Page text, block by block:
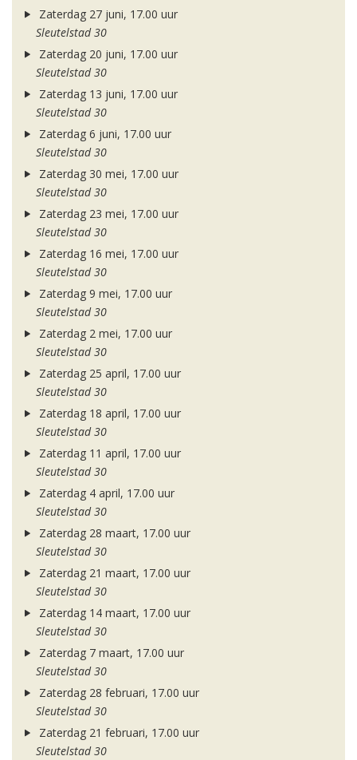
Zaterdag 27 juni, 17.00 uur
Sleutelstad 30
Zaterdag 20 juni, 17.00 uur
Sleutelstad 30
Zaterdag 13 juni, 17.00 uur
Sleutelstad 30
Zaterdag 6 juni, 17.00 uur
Sleutelstad 30
Zaterdag 30 mei, 17.00 uur
Sleutelstad 30
Zaterdag 23 mei, 17.00 uur
Sleutelstad 30
Zaterdag 16 mei, 17.00 uur
Sleutelstad 30
Zaterdag 9 mei, 17.00 uur
Sleutelstad 30
Zaterdag 2 mei, 17.00 uur
Sleutelstad 30
Zaterdag 25 april, 17.00 uur
Sleutelstad 30
Zaterdag 18 april, 17.00 uur
Sleutelstad 30
Zaterdag 11 april, 17.00 uur
Sleutelstad 30
Zaterdag 4 april, 17.00 uur
Sleutelstad 30
Zaterdag 28 maart, 17.00 uur
Sleutelstad 30
Zaterdag 21 maart, 17.00 uur
Sleutelstad 30
Zaterdag 14 maart, 17.00 uur
Sleutelstad 30
Zaterdag 7 maart, 17.00 uur
Sleutelstad 30
Zaterdag 28 februari, 17.00 uur
Sleutelstad 30
Zaterdag 21 februari, 17.00 uur
Sleutelstad 30